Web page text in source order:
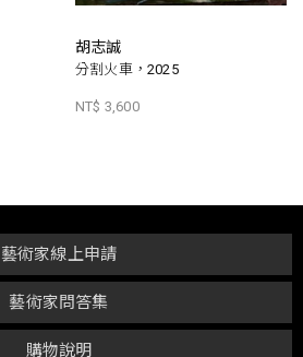
胡志誠
分割火車，2025
NT$ 3,600
購物說明
藝術家問答集
藝術家線上申請